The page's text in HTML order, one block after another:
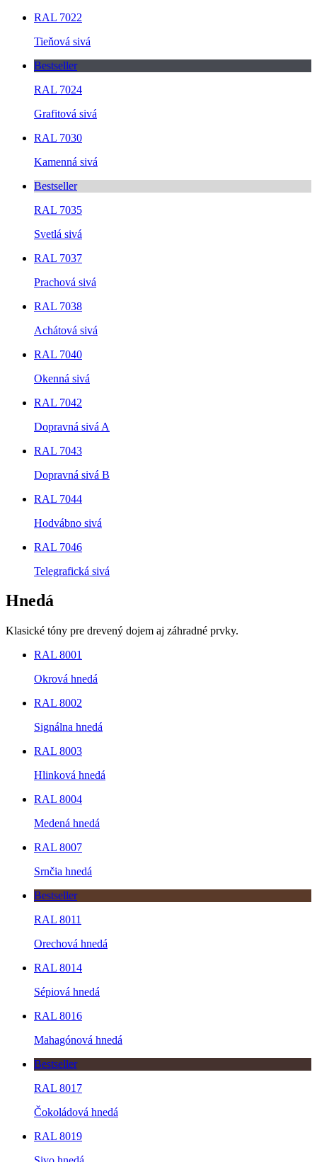
RAL 7022
Tieňová sivá
Bestseller
RAL 7024
Grafitová sivá
RAL 7030
Kamenná sivá
Bestseller
RAL 7035
Svetlá sivá
RAL 7037
Prachová sivá
RAL 7038
Achátová sivá
RAL 7040
Okenná sivá
RAL 7042
Dopravná sivá A
RAL 7043
Dopravná sivá B
RAL 7044
Hodvábno sivá
RAL 7046
Telegrafická sivá
Hnedá
Klasické tóny pre drevený dojem aj záhradné prvky.
RAL 8001
Okrová hnedá
RAL 8002
Signálna hnedá
RAL 8003
Hlinková hnedá
RAL 8004
Medená hnedá
RAL 8007
Srnčia hnedá
Bestseller
RAL 8011
Orechová hnedá
RAL 8014
Sépiová hnedá
RAL 8016
Mahagónová hnedá
Bestseller
RAL 8017
Čokoládová hnedá
RAL 8019